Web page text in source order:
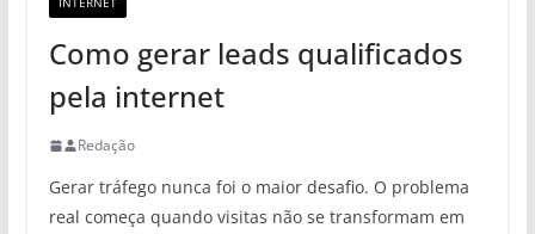
Como gerar leads qualificados
pela internet
Redação
Gerar tráfego nunca foi o maior desafio. O problema
real começa quando visitas não se transformam em